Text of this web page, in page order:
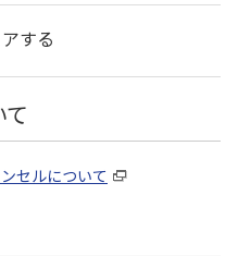
する
セルについて